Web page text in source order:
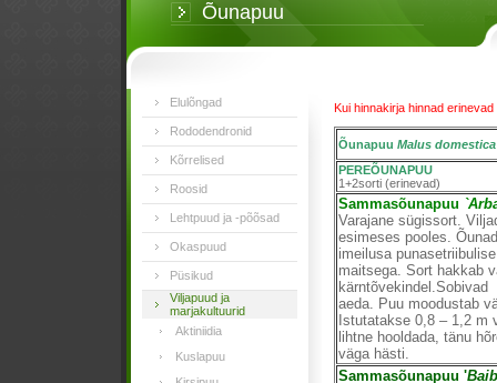
Õunapuu
Elulõngad
Rododendronid
Kõrrelised
Roosid
Lehtpuud ja -põõsad
Okaspuud
Püsikud
Viljapuud ja
marjakultuurid
Aktiniidia
Kuslapuu
Kui hinnakirja hinnad
Õunapuu Malus domestica
PEREÕUNAPUU
1+2sorti (erinevad)
Sammasõunapuu
Varajane sügissort.
esimeses pooles.
imeilusa
maitsega. Sort hakkab
aeda. Puu moodustab
Istutatakse 0,8 – 1,2 m
lihtne hooldada, tänu
väga hästi.
Sammasõunapuu '